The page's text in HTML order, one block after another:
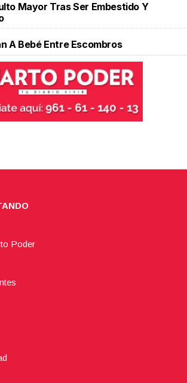
Mayor Tras Ser Embestido Y
A Bebé Entre Escombros
Poder